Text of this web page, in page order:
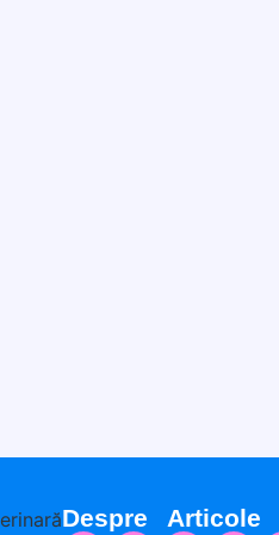
Despre Articole